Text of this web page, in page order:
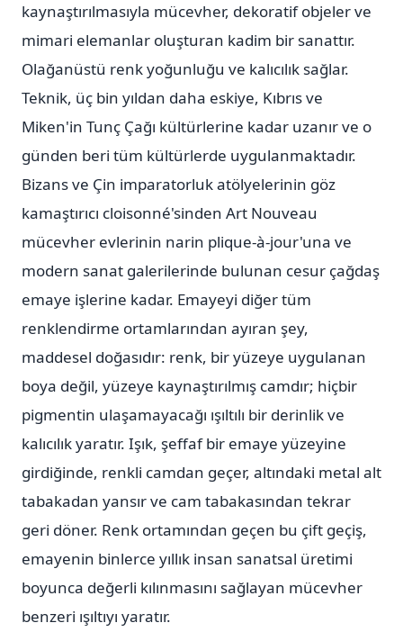
kaynaştırılmasıyla mücevher, dekoratif objeler ve
mimari elemanlar oluşturan kadim bir sanattır.
Olağanüstü renk yoğunluğu ve kalıcılık sağlar.
Teknik, üç bin yıldan daha eskiye, Kıbrıs ve
Miken'in Tunç Çağı kültürlerine kadar uzanır ve o
günden beri tüm kültürlerde uygulanmaktadır.
Bizans ve Çin imparatorluk atölyelerinin göz
kamaştırıcı cloisonné'sinden Art Nouveau
mücevher evlerinin narin plique-à-jour'una ve
modern sanat galerilerinde bulunan cesur çağdaş
emaye işlerine kadar. Emayeyi diğer tüm
renklendirme ortamlarından ayıran şey,
maddesel doğasıdır: renk, bir yüzeye uygulanan
boya değil, yüzeye kaynaştırılmış camdır; hiçbir
pigmentin ulaşamayacağı ışıltılı bir derinlik ve
kalıcılık yaratır. Işık, şeffaf bir emaye yüzeyine
girdiğinde, renkli camdan geçer, altındaki metal alt
tabakadan yansır ve cam tabakasından tekrar
geri döner. Renk ortamından geçen bu çift geçiş,
emayenin binlerce yıllık insan sanatsal üretimi
boyunca değerli kılınmasını sağlayan mücevher
benzeri ışıltıyı yaratır.